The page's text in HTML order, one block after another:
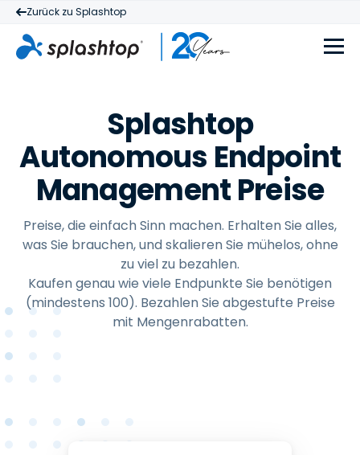
Zurück zu Splashtop
Splashtop
Autonomous Endpoint
Management Preise
Preise, die einfach Sinn machen. Erhalten Sie alles,
was Sie brauchen, und skalieren Sie mühelos, ohne
zu viel zu bezahlen.
Kaufen genau wie viele Endpunkte Sie benötigen
(mindestens 100). Bezahlen Sie abgestufte Preise
mit Mengenrabatten.